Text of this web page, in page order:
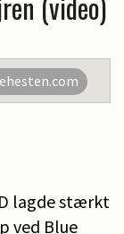
lagde stærkt
ved Blue